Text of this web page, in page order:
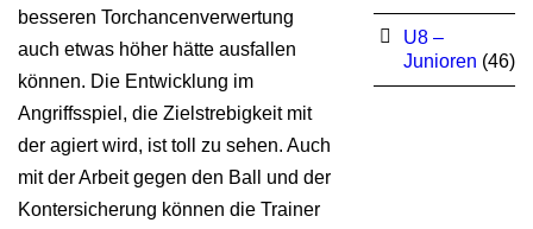
besseren Torchancenverwertung
auch etwas höher hätte ausfallen
können. Die Entwicklung im
Angriffsspiel, die Zielstrebigkeit mit
der agiert wird, ist toll zu sehen. Auch
mit der Arbeit gegen den Ball und der
Kontersicherung können die Trainer
U8 –
Junioren (46)